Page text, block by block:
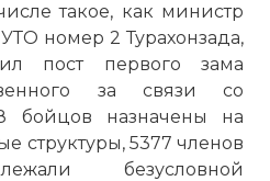
такое, как министр
номер 2 Турахонзада,
пост первого зама
за связи со
бойцов назначены на
структуры, 5377 членов
безусловной